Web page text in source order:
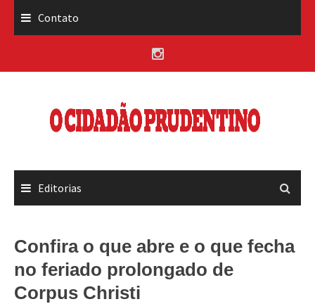
Contato
Editorias
Confira o que abre e o que fecha
no feriado prolongado de
Corpus Christi